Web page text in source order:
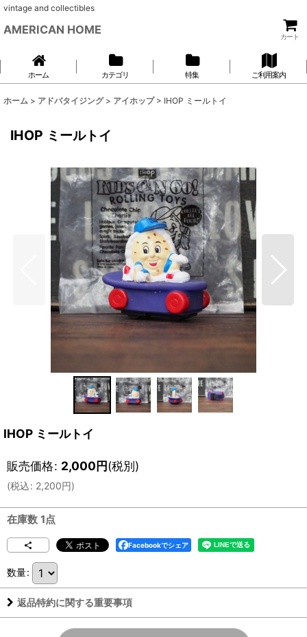
vintage and collectibles
AMERICAN HOME
カート
ホーム カテゴリ 特集 ご利用案内
ホーム > アドバタイジング > アイホップ > IHOP ミールトイ
IHOP ミールトイ
IHOP ミールトイ
販売価格: 2,000円(税別)
(税込: 2,200円)
在庫数 1点
Facebookでシェア
数量:
返品特約に関する重要事項